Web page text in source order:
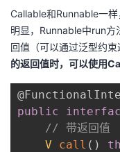
Callable和Runnable一
明显，Runnable中run
回值（可以通过泛型约束
的返回值时，可以使用
public
// 带返回值
V
call ( )